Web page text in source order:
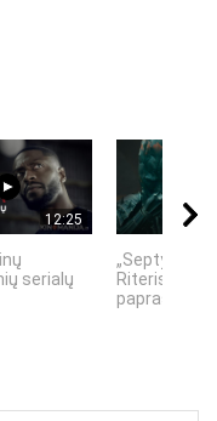
12:25
serialų
„Septynių
Riteris" – kai